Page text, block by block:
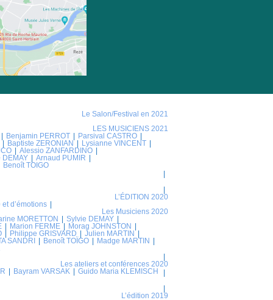
Le Salon/Festival en 2021
LES MUSICIENS 2021
Benjamin PERROT
Parsival CASTRO
Baptiste ZERONIAN
Lysianne VINCENT
Alessio ZANFARDINO
DEMAY
Arnaud PUMIR
Benoît TOIGO
L’ÉDITION 2020
d’émotions
Les Musiciens 2020
MORETTON
Sylvie DEMAY
Marion FERME
Morag JOHNSTON
Philippe GRISVARD
Julien MARTIN
SANDRI Benoît TOÏGO
Madge MARTIN
Les ateliers et conférences 2020
Bayram VARSAK
Guido Maria KLEMISCH
L’édition 2019